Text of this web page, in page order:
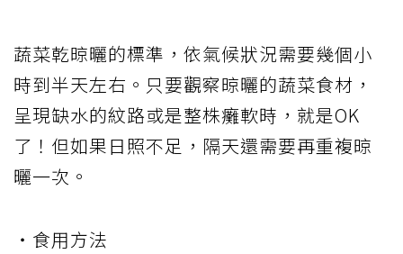
蔬菜乾晾曬的標準，依氣候狀況需要幾個小
時到半天左右。只要觀察晾曬的蔬菜食材，
呈現缺水的紋路或是整株癱軟時，就是OK
了！但如果日照不足，隔天還需要再重複晾
曬一次。
・食用方法